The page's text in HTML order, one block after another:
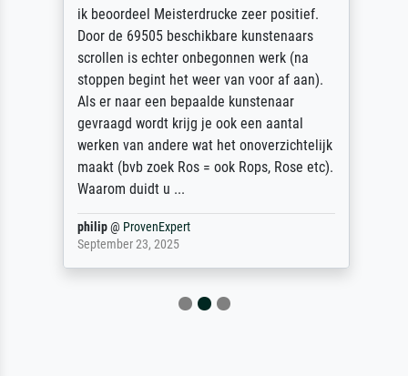
ik beoordeel Meisterdrucke zeer positief.
Door de 69505 beschikbare kunstenaars
scrollen is echter onbegonnen werk (na
stoppen begint het weer van voor af aan).
Als er naar een bepaalde kunstenaar
gevraagd wordt krijg je ook een aantal
werken van andere wat het onoverzichtelijk
maakt (bvb zoek Ros = ook Rops, Rose etc).
Waarom duidt u ...
philip@ ProvenExpert
September 23, 2025